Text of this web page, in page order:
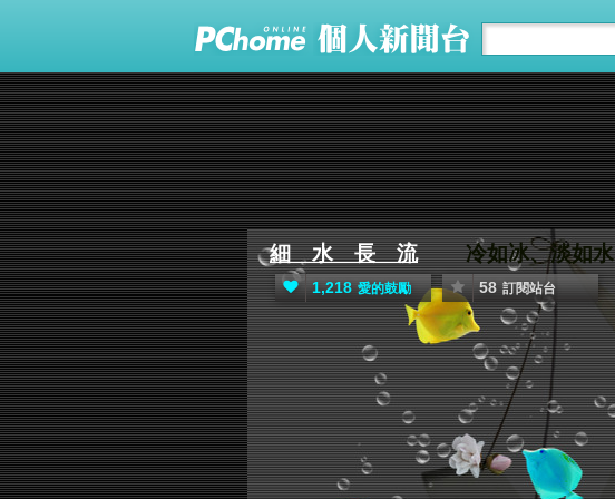
細 水 長 流 冷如冰、淡如水
1,218 愛的鼓勵 58 訂閱站台